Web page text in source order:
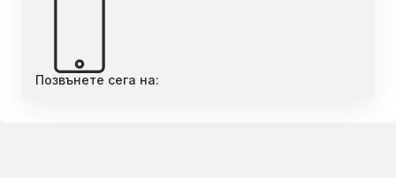
Позвънете сега на: